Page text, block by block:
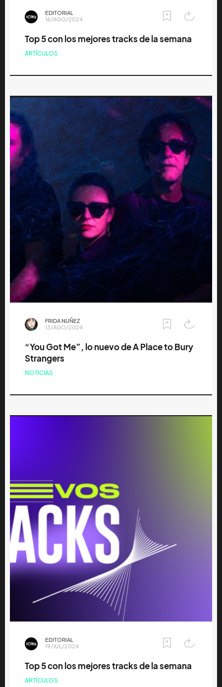
EDITORIAL
16/AGO/2024
Top 5 con los mejores tracks de la semana
ARTÍCULOS
FRIDA NUÑEZ
13/AGO/2024
“You Got Me”, lo nuevo de A Place to Bury
Strangers
NOTICIAS
EDITORIAL
19/JUL/2024
Top 5 con los mejores tracks de la semana
ARTÍCULOS